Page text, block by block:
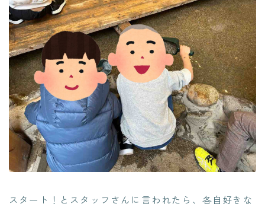
スタート！とスタッフさんに言われたら、各自好きな